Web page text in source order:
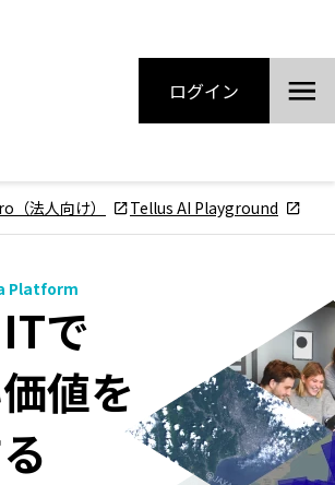
ログイン
（法人向け） Tellus AI Playground
Platform
で
値を